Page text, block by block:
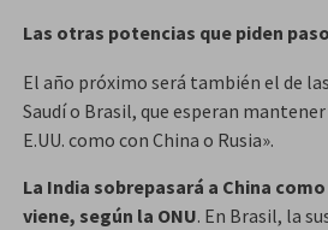
Las otras potencias que piden
El año próximo será también el de
Saudí o Brasil, que esperan
E.UU. como con China o Rusia».
La India sobrepasará a China
viene, según la ONU. En Brasil, la